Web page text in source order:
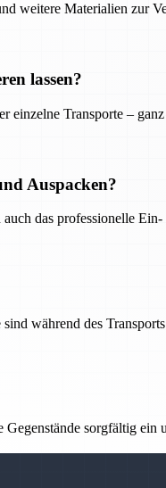
weitere Materialien zur
lassen?
einzelne Transporte –
Auspacken?
das professionelle
während des
sorgfältig